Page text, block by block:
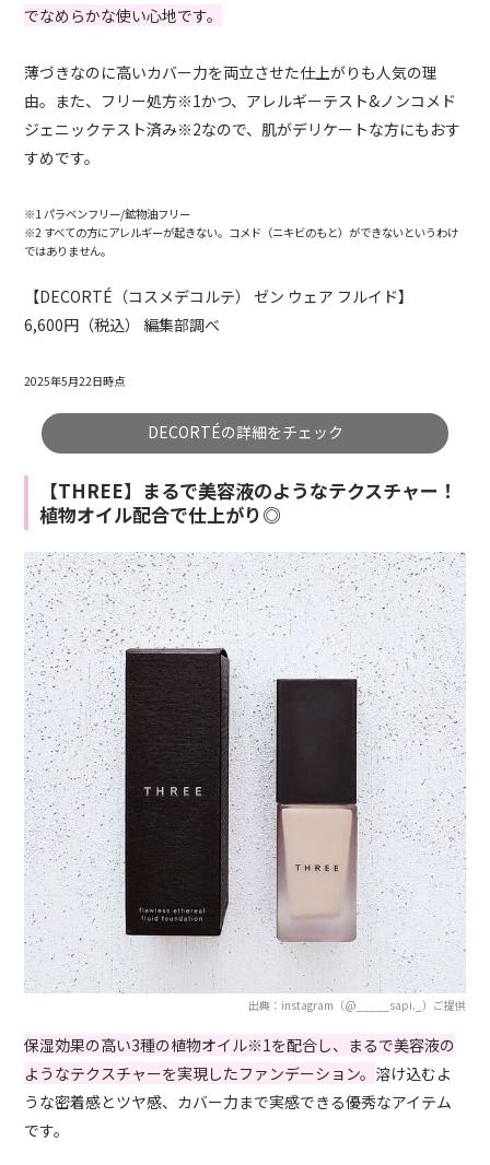
でなめらかな使い心地です。
薄づきなのに高いカバー力を両立させた仕上がりも人気の理
由。また、フリー処方※1かつ、アレルギーテスト&ノンコメド
ジェニックテスト済み※2なので、肌がデリケートな方にもおす
すめです。
※1 パラベンフリー/鉱物油フリー
※2 すべての方にアレルギーが起きない。コメド（ニキビのもと）ができないというわけ
ではありません。
【DECORTÉ（コスメデコルテ） ゼン ウェア フルイド】
6,600円（税込） 編集部調べ
2025年5月22日時点
DECORTÉの詳細をチェック
【THREE】まるで美容液のようなテクスチャー！
植物オイル配合で仕上がり◎
出典：instagram（@_____sapi._）ご提供
保湿効果の高い3種の植物オイル※1を配合し、まるで美容液の
ようなテクスチャーを実現したファンデーション。 溶け込むよ
うな密着感とツヤ感、カバー力まで実感できる優秀なアイテム
です。